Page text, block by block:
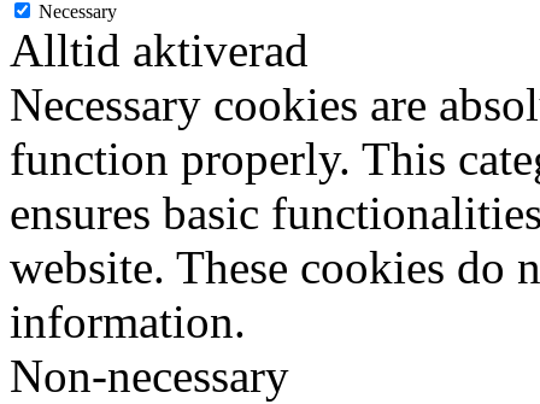
Necessary
Alltid aktiverad
Necessary cookies are
function properly. This
ensures basic
website. These cookies do
information.
Non-necessary